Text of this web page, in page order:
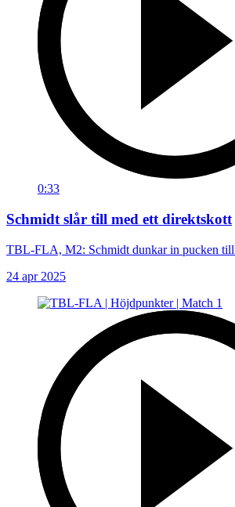
0:33
Schmidt slår till med ett direktskott
TBL-FLA, M2: Schmidt dunkar in pucken
24 apr 2025